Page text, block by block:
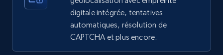
Employees in linkedin, About, Specialties, and
digitale intégrée, tentatives
automatiques, résolution de
CAPTCHA et plus encore.